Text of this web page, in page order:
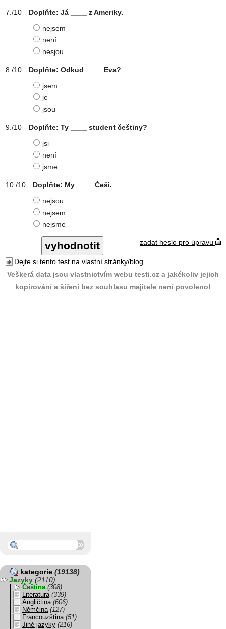
Doplňte: Já ____ z Ameriky.
nejsem
není
nesjou
Doplňte: Odkud ____ Eva?
jsem
je
jsou
Doplňte: Ty ____ student češtiny?
jsi
není
jsme
Doplňte: My ____ Češi.
nejsou
nejsem
nejsme
zadat heslo pro úpravu
Dejte si tento test na vlastní stránky/blog
Veškerá data jsou vlastnictvím webu testi.cz a jakékoliv jejich
kopírování a šíření bez souhlasu majitele není povoleno!
kategorie (19138)
Jazyky (2110)
Čeština (308)
Literatura (339)
Angličtina (606)
Němčina (127)
Francouzština (51)
Jiné jazyky (216)